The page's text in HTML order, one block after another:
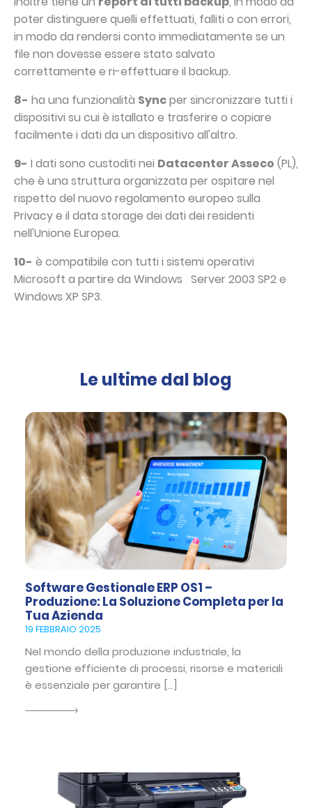
poter distinguere quelli effettuati, falliti o con errori,
in modo da rendersi conto immediatamente se un
file non dovesse essere stato salvato
correttamente e ri-effettuare il backup.
8- ha una funzionalità Syncper sincronizzare tutti i
dispositivi su cui è istallato e trasferire o copiare
facilmente i dati da un dispositivo all'altro.
9- I dati sono custoditi nei Datacenter Asseco (PL),
che è una struttura organizzata per ospitare nel
rispetto del nuovo regolamento europeo sulla
Privacy e il data storage dei dati dei residenti
nell'Unione Europea.
10- è compatibile con tutti i sistemi operativi
Microsoft a partire da Windows Server 2003 SP2 e
Windows XP SP3.
Le ultime dal blog
Software Gestionale ERP OS1 –
Produzione: La Soluzione Completa per la
Tua Azienda
19 FEBBRAIO 2025
Nel mondo della produzione industriale, la
gestione efficiente di processi, risorse e materiali
è essenziale per garantire […]